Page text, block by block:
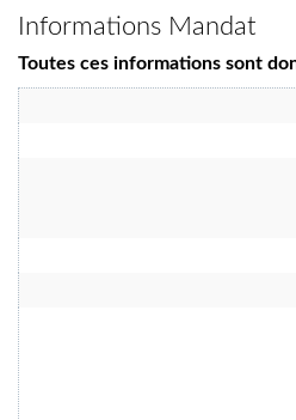
Informations Mandat
Toutes ces informations sont